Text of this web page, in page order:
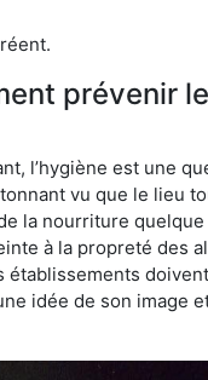
prévenir
l’hygiène est une
vu que le lieu
la nourriture quelque
à la propreté des
établissements
idée de son image